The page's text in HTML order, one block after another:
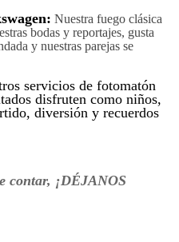
: Nuestra fuego clásica
bodas y reportajes, gusta
y nuestras parejas se
servicios de fotomatón
disfruten como niños,
diversión y recuerdos
contar, ¡DÉJANOS